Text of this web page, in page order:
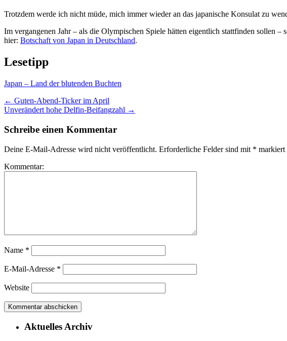
Trotzdem werde ich nicht müde, mich immer wieder an das japanische Konsulat zu
Im vergangenen Jahr – als die Olympischen Spiele hätten eigentlich stattfinden sollen –
hier: Botschaft von Japan in Deutschland.
Lesetipp
Japan – Land der blutenden Buchten
← Guten-Abend-Ticker im April
Unverändert hohe Delfin-Beifangzahl →
Schreibe einen Kommentar
Deine E-Mail-Adresse wird nicht veröffentlicht. Erforderliche Felder sind mit * markiert
Kommentar:
Name *
E-Mail-Adresse *
Website
Aktuelles Archiv